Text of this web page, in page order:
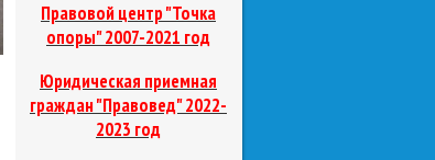
Правовой центр "Точка
опоры" 2007-2021 год
Юридическая приемная
граждан "Правовед"2022-
2023 год